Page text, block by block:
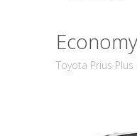
Toyota Prius